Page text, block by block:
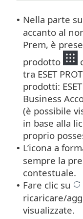
• Nella parte
accanto al
Prem, è
prodotto
tra ESET
prodotti:
Business
(è possibile
in base alla
proprio
• L’icona a
sempre la
contestuale.
• Fare clic su
ricaricare/
visualizzate.